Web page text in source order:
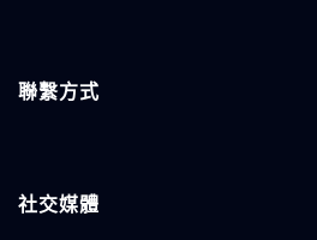
聯繫方式
社交媒體